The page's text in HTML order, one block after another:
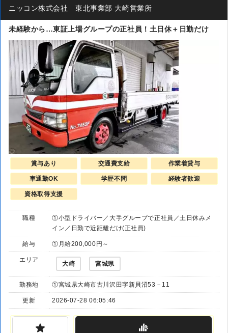
ニッコン株式会社 東北事業部 大崎営業所
未経験から…東証上場グループの正社員！土日休＋日勤だけ
賞与あり 交通費支給 作業着貸与
車通勤OK 学歴不問 経験者歓迎
資格取得支援
職種
①小型ドライバー／大手グループで正社員／土日休みメ
イン／日勤で近距離だけ(正社員)
給与 ①月給200,000円～
エリア
大崎 宮城県
勤務地 ①宮城県大崎市古川沢田字新貝沼53－11
更新 2026-07-28 06:05:46